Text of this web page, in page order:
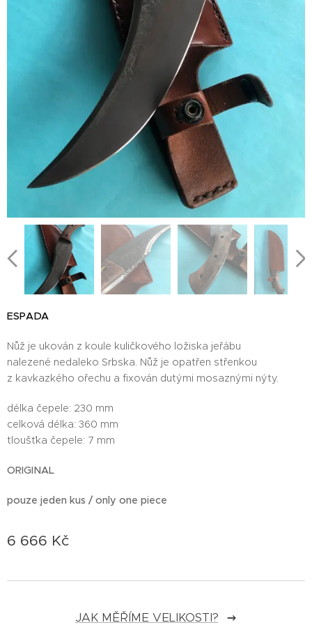
ESPADA
Nůž je ukován z koule kuličkového ložiska jeřábu
nalezené nedaleko Srbska. Nůž je opatřen střenkou
z kavkazkého ořechu a fixován dutými mosaznými nýty.
délka čepele: 230 mm
celková délka: 360 mm
tloušťka čepele: 7 mm
ORIGINAL
pouze jeden kus / only one piece
6 666 Kč
JAK MĚŘÍME VELIKOSTI?